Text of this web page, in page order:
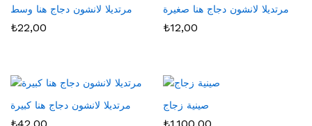
مرتديلا لانشون دجاج هنا وسط
₺22,00
مرتديلا لانشون دجاج هنا صغيرة
₺12,00
مرتديلا لانشون دجاج هنا كبيرة صينية زجاج